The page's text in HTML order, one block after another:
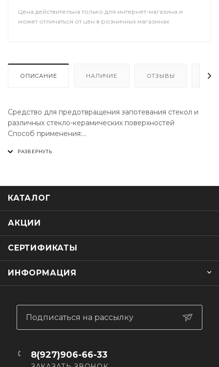
Цена действительна только для интернет-магазина и
может отличаться от цен в розничных магазинах
ОПИСАНИЕ НАЛИЧИЕ ОТЗЫВЫ
Средство для предотвращения запотевания стекол и
различных стекло-керамических поверхностей
Способ применения:
очистителя визора STARKS clean visor
бумажного полотенца или микрофибры
КАТАЛОГ
АКЦИИ
СЕРТИФИКАТЫ
ИНФОРМАЦИЯ
Подписаться на рассылку
8(927)906-66-33